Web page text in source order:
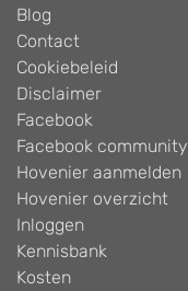
Blog
Contact
Cookiebeleid
Disclaimer
Facebook
Facebook community
Hovenier aanmelden
Hovenier overzicht
Inloggen
Kennisbank
Kosten